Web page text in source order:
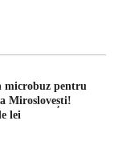
microbuz pentru
Miroslovești!
lei